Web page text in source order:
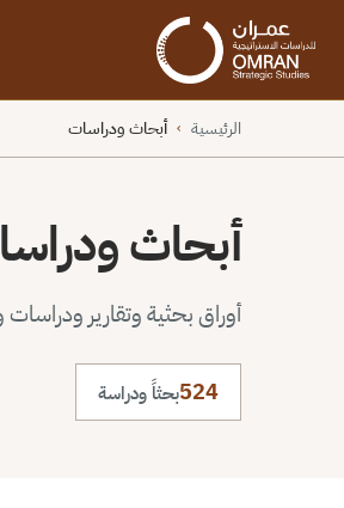
الرئيسية › أبحاث ودراسات
أبحاث
أوراق بحثية وتقارير
524بحثاً ودراسة